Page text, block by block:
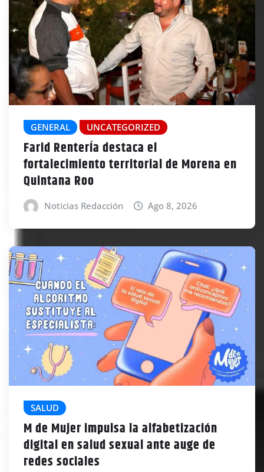
GENERAL UNCATEGORIZED
Farid RenterÍa destaca el
fortalecimiento territorial de Morena en
Quintana Roo
Noticias Redacción Ago 8, 2026
SALUD
M de Mujer impulsa la alfabetización
digital en salud sexual ante auge de
redes sociales